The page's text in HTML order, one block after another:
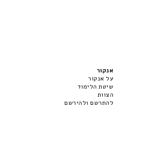
אנקור
על אנקור
שיטת הלימוד
הצוות
להתרשם ולהירשם